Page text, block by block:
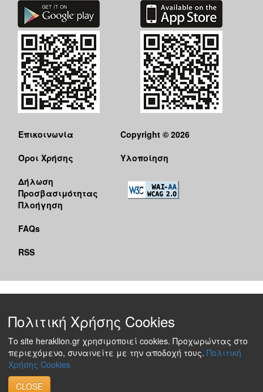
Επικοινωνία
Όροι Χρήσης
Δήλωση
Προσβασιμότητας
Πλοήγηση
FAQs
RSS
Copyright © 2026
Υλοποίηση
Πολιτική Χρήσης Cookies
Το site heraklion.gr χρησιμοποιεί cookies. Προχωρώντας στο
περιεχόμενο, συναινείτε με την αποδοχή τους. Πολιτική
Χρήσης Cookies
CLOSE